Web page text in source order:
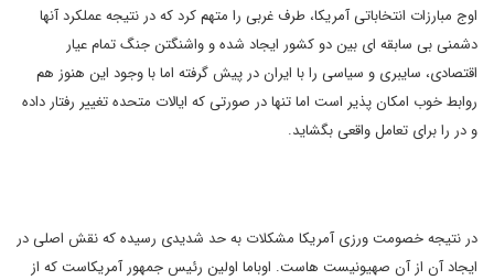
اوج مبارزات انتخاباتی آمریکا، طرف غربی را متهم کرد که در نتیجه عملکرد آنها
دشمنی بی سابقه ای بین دو کشور ایجاد شده و واشنگتن جنگ تمام عیار
اقتصادی، سایبری و سیاسی را با ایران در پیش گرفته اما با وجود این هنوز هم
روابط خوب امکان پذیر است اما تنها در صورتی که ایالات متحده تغییر رفتار داده
و در را برای تعامل واقعی بگشاید.
در نتیجه خصومت ورزی آمریکا مشکلات به حد شدیدی رسیده که نقش اصلی در
ایجاد آن از آن صهیونیست هاست. اوباما اولین رئیس جمهور آمریکاست که از